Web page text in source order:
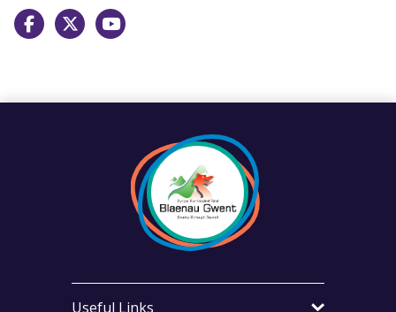
Facebook
X Youtube
Useful Links